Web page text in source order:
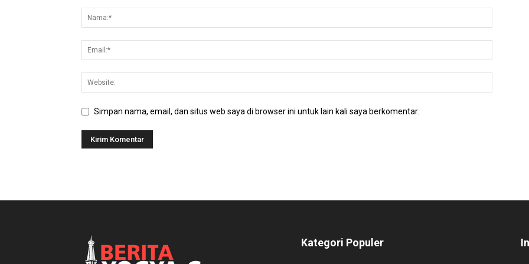
Simpan nama, email, dan situs web saya di browser ini untuk lain kali saya berkomentar.
Kategori Populer